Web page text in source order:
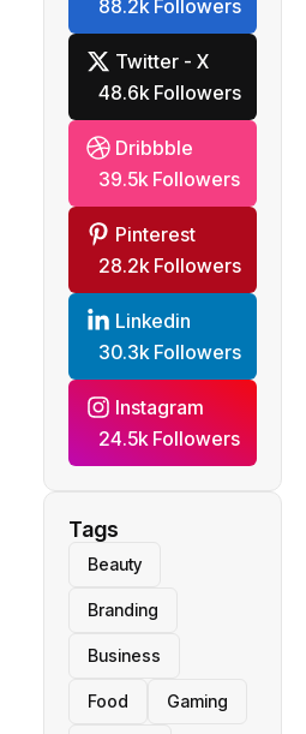
88.2k Followers
Twitter - X
48.6k Followers
Dribbble
39.5k Followers
Pinterest
28.2k Followers
Linkedin
30.3k Followers
Instagram
24.5k Followers
Tags
Beauty
Branding
Business
Food Gaming